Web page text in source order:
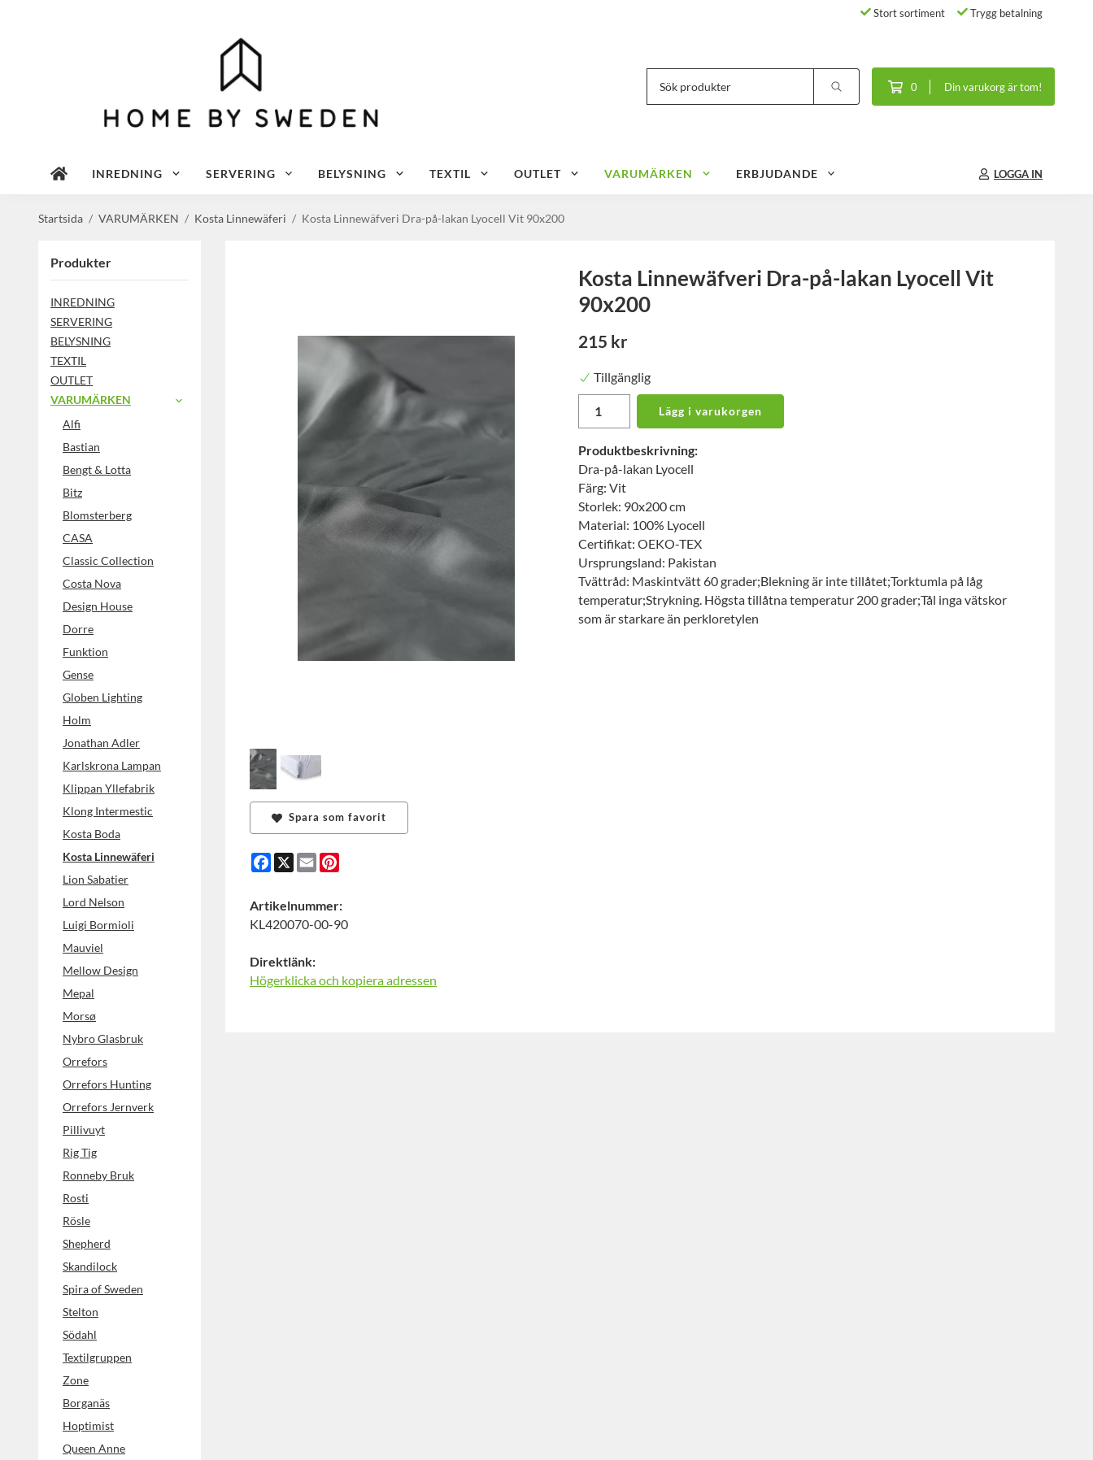
Stort sortiment Trygg betalning
0 Din varukorg är tom!
INREDNING SERVERING BELYSNING TEXTIL OUTLET VARUMÄRKEN ERBJUDANDE LOGGA IN
Startsida / VARUMÄRKEN / Kosta Linnewäferi / Kosta Linnewäfveri Dra-på-lakan Lyocell Vit 90x200
Produkter
INREDNING
SERVERING
BELYSNING
TEXTIL
OUTLET
VARUMÄRKEN
Alfi
Bastian
Bengt & Lotta
Bitz
Blomsterberg
CASA
Classic Collection
Costa Nova
Design House
Dorre
Funktion
Gense
Globen Lighting
Holm
Jonathan Adler
Karlskrona Lampan
Klippan Yllefabrik
Klong Intermestic
Kosta Boda
Kosta Linnewäferi
Lion Sabatier
Lord Nelson
Luigi Bormioli
Mauviel
Mellow Design
Mepal
Morsø
Nybro Glasbruk
Orrefors
Orrefors Hunting
Orrefors Jernverk
Pillivuyt
Rig Tig
Ronneby Bruk
Rosti
Rösle
Shepherd
Skandilock
Spira of Sweden
Stelton
Södahl
Textilgruppen
Zone
Borganäs
Hoptimist
Queen Anne
Kosta Linnewäfveri Dra-på-lakan Lyocell Vit
90x200
215 kr
Tillgänglig
Lägg i varukorgen
Produktbeskrivning:
Dra-på-lakan Lyocell
Färg: Vit
Storlek: 90x200 cm
Material: 100% Lyocell
Certifikat: OEKO-TEX
Ursprungsland: Pakistan
Tvättråd: Maskintvätt 60 grader;Blekning är inte tillåtet;Torktumla på låg
temperatur;Strykning. Högsta tillåtna temperatur 200 grader;Tål inga vätskor
som är starkare än perkloretylen
Spara som favorit
Facebook
X Email
Artikelnummer:
KL420070-00-90
Direktlänk:
Högerklicka och kopiera adressen